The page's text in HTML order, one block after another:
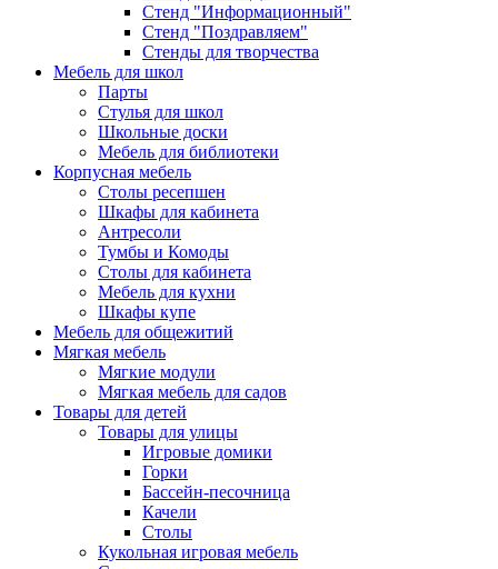
Стенд "Информационный"
Стенд "Поздравляем"
Стенды для творчества
Мебель для школ
Парты
Стулья для школ
Школьные доски
Мебель для библиотеки
Корпусная мебель
Столы ресепшен
Шкафы для кабинета
Антресоли
Тумбы и Комоды
Столы для кабинета
Мебель для кухни
Шкафы купе
Мебель для общежитий
Мягкая мебель
Мягкие модули
Мягкая мебель для садов
Товары для детей
Товары для улицы
Игровые домики
Горки
Бассейн-песочница
Качели
Столы
Кукольная игровая мебель